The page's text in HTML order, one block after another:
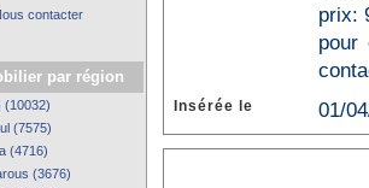
contacter
par région
(10032)
(7575)
(4716)
(3676)
prix:
pour
Insérée le 01/